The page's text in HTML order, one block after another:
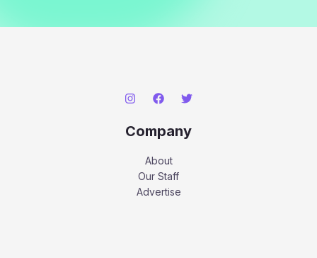
Company
About
Our Staff
Advertise